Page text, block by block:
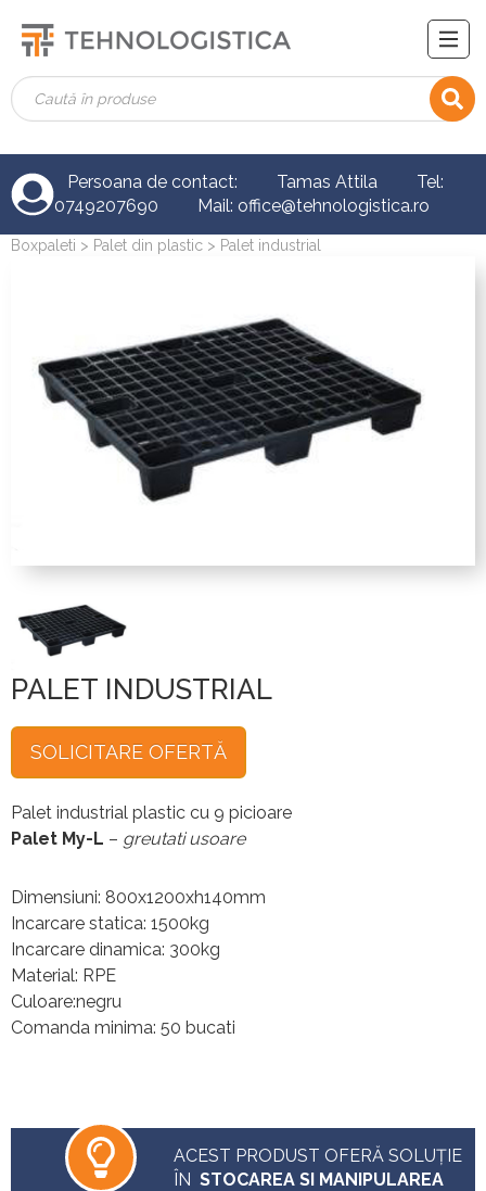
Persoana de contact: Tamas Attila Tel:
0749207690 Mail: office@tehnologistica.ro
Boxpaleti > Palet din plastic > Palet industrial
PALET INDUSTRIAL
SOLICITARE OFERTĂ
Palet industrial plastic cu 9 picioare
Palet My-L – greutati usoare
Dimensiuni: 800x1200xh140mm
Incarcare statica: 1500kg
Incarcare dinamica: 300kg
Material: RPE
Culoare:negru
Comanda minima: 50 bucati
ACEST PRODUST OFERĂ SOLUȚIE
ÎN STOCAREA SI MANIPULAREA